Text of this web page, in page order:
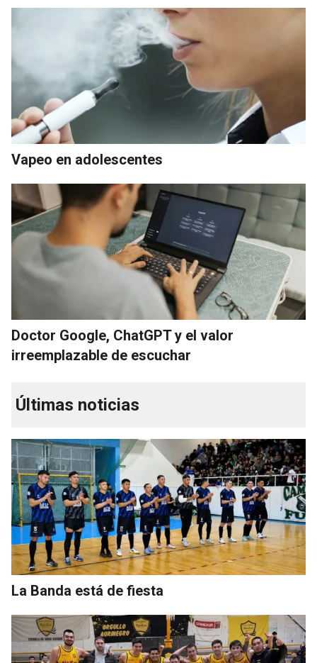
Vapeo en adolescentes
Doctor Google, ChatGPT y el valor
irreemplazable de escuchar
Últimas noticias
La Banda está de fiesta